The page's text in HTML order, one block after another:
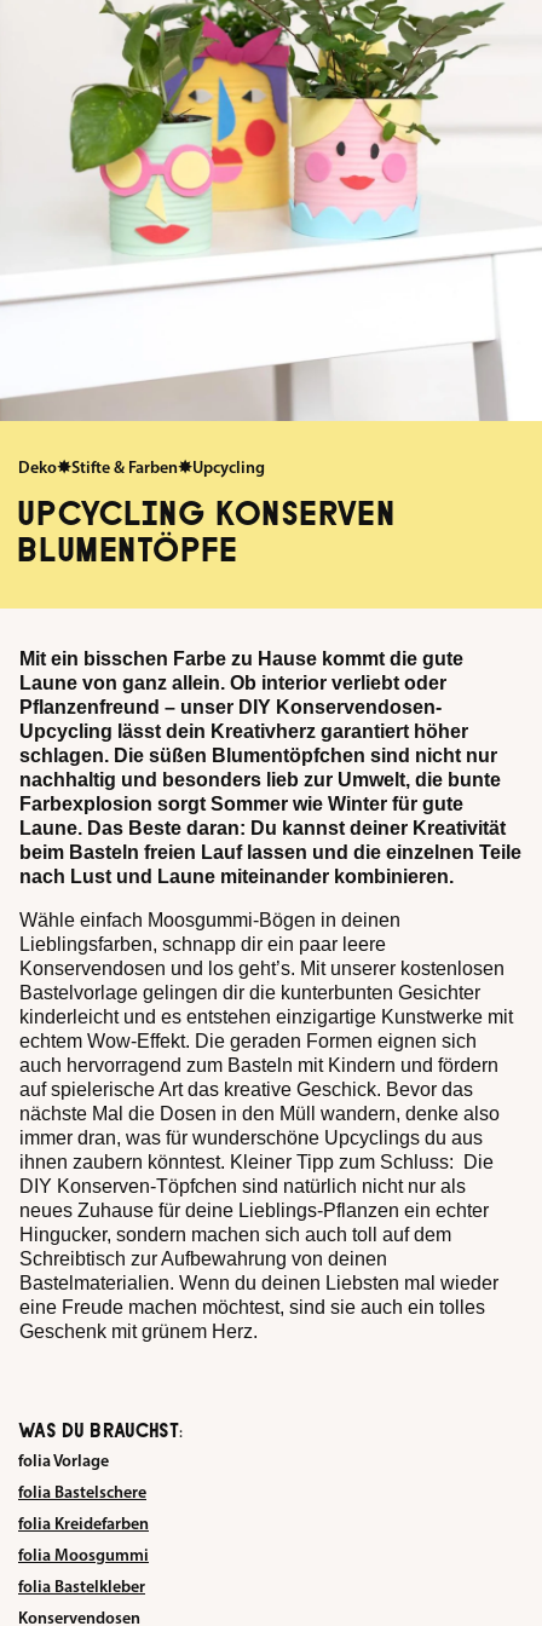
Deko✸Stifte & Farben✸Upcycling
UPCYCLING KONSERVEN
BLUMENTÖPFE
WAS DU BRAUCHST:
folia Vorlage
folia Bastelschere
folia Kreidefarben
folia Moosgummi
folia Bastelkleber
Konservendosen
Mit ein bisschen Farbe zu Hause kommt die gute
Laune von ganz allein. Ob interior verliebt oder
Pflanzenfreund – unser DIY Konservendosen-
Upcycling lässt dein Kreativherz garantiert höher
schlagen. Die süßen Blumentöpfchen sind nicht nur
nachhaltig und besonders lieb zur Umwelt, die bunte
Farbexplosion sorgt Sommer wie Winter für gute
Laune. Das Beste daran: Du kannst deiner Kreativität
beim Basteln freien Lauf lassen und die einzelnen Teile
nach Lust und Laune miteinander kombinieren.
Wähle einfach Moosgummi-Bögen in deinen
Lieblingsfarben, schnapp dir ein paar leere
Konservendosen und los geht’s. Mit unserer kostenlosen
Bastelvorlage gelingen dir die kunterbunten Gesichter
kinderleicht und es entstehen einzigartige Kunstwerke mit
echtem Wow-Effekt. Die geraden Formen eignen sich
auch hervorragend zum Basteln mit Kindern und fördern
auf spielerische Art das kreative Geschick. Bevor das
nächste Mal die Dosen in den Müll wandern, denke also
immer dran, was für wunderschöne Upcyclings du aus
ihnen zaubern könntest. Kleiner Tipp zum Schluss: Die
DIY Konserven-Töpfchen sind natürlich nicht nur als
neues Zuhause für deine Lieblings-Pflanzen ein echter
Hingucker, sondern machen sich auch toll auf dem
Schreibtisch zur Aufbewahrung von deinen
Bastelmaterialien. Wenn du deinen Liebsten mal wieder
eine Freude machen möchtest, sind sie auch ein tolles
Geschenk mit grünem Herz.